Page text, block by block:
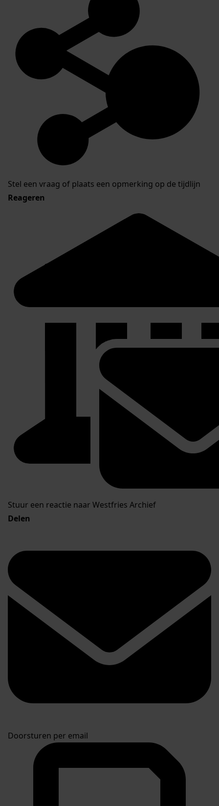
Stel een vraag of plaats een opmerking op de tijdlijn
Reageren
Stuur een reactie naar Westfries Archief
Delen
Doorsturen per email